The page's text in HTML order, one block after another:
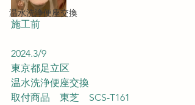
温水洗浄便座交換
施工前
2024.3/9
東京都足立区
温水洗浄便座交換
取付商品　東芝　SCS-T161